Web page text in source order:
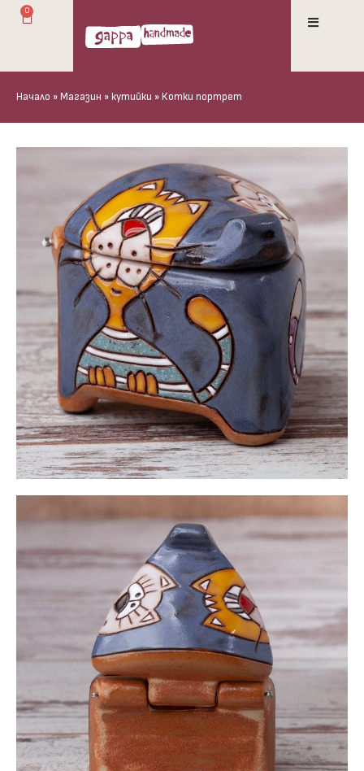
0
Начало » Магазин » кутийки » Котки портрет